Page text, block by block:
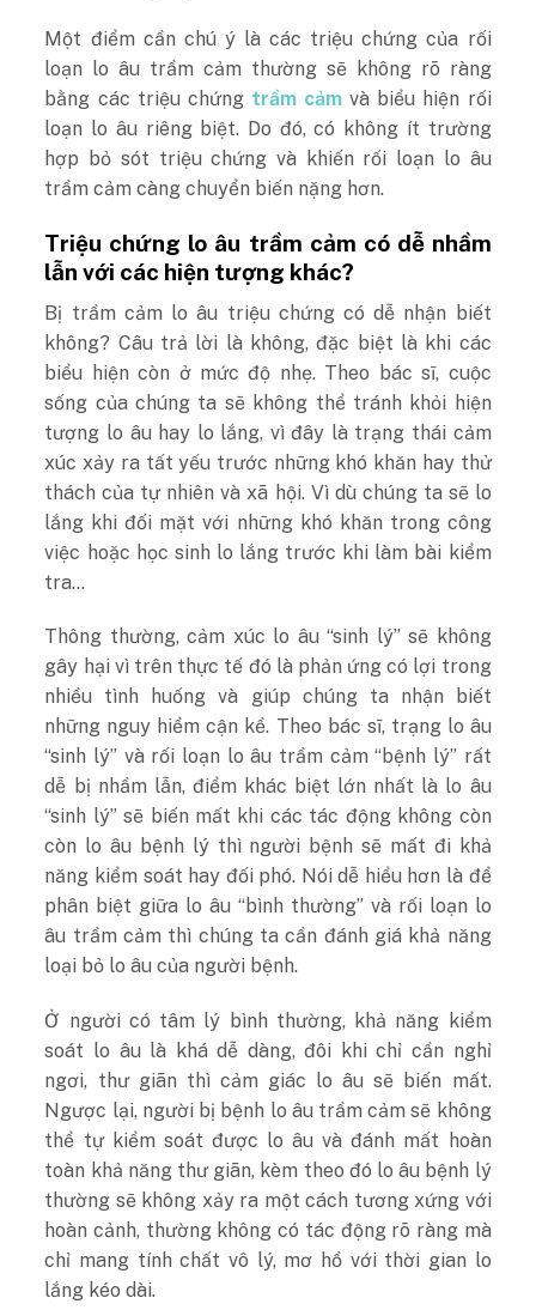
Một điểm cần chú ý là các triệu chứng của rối
loạn lo âu trầm cảm thường sẽ không rõ ràng
bằng các triệu chứng trầm cảm và biểu hiện rối
loạn lo âu riêng biệt. Do đó, có không ít trường
hợp bỏ sót triệu chứng và khiến rối loạn lo âu
trầm cảm càng chuyển biến nặng hơn.
Triệu chứng lo âu trầm cảm có dễ nhầm
lẫn với các hiện tượng khác?
Bị trầm cảm lo âu triệu chứng có dễ nhận biết
không? Câu trả lời là không, đặc biệt là khi các
biểu hiện còn ở mức độ nhẹ. Theo bác sĩ, cuộc
sống của chúng ta sẽ không thể tránh khỏi hiện
tượng lo âu hay lo lắng, vì đây là trạng thái cảm
xúc xảy ra tất yếu trước những khó khăn hay thử
thách của tự nhiên và xã hội. Vì dù chúng ta sẽ lo
lắng khi đối mặt với những khó khăn trong công
việc hoặc học sinh lo lắng trước khi làm bài kiểm
tra…
Thông thường, cảm xúc lo âu “sinh lý” sẽ không
gây hại vì trên thực tế đó là phản ứng có lợi trong
nhiều tình huống và giúp chúng ta nhận biết
những nguy hiểm cận kề. Theo bác sĩ, trạng lo âu
“sinh lý” và rối loạn lo âu trầm cảm “bệnh lý” rất
dễ bị nhầm lẫn, điểm khác biệt lớn nhất là lo âu
“sinh lý” sẽ biến mất khi các tác động không còn
còn lo âu bệnh lý thì người bệnh sẽ mất đi khả
năng kiểm soát hay đối phó. Nói dễ hiểu hơn là để
phân biệt giữa lo âu “bình thường” và rối loạn lo
âu trầm cảm thì chúng ta cần đánh giá khả năng
loại bỏ lo âu của người bệnh.
Ở người có tâm lý bình thường, khả năng kiểm
soát lo âu là khá dễ dàng, đôi khi chỉ cần nghỉ
ngơi, thư giãn thì cảm giác lo âu sẽ biến mất.
Ngược lại, người bị bệnh lo âu trầm cảm sẽ không
thể tự kiểm soát được lo âu và đánh mất hoàn
toàn khả năng thư giãn, kèm theo đó lo âu bệnh lý
thường sẽ không xảy ra một cách tương xứng với
hoàn cảnh, thường không có tác động rõ ràng mà
chỉ mang tính chất vô lý, mơ hồ với thời gian lo
lắng kéo dài.